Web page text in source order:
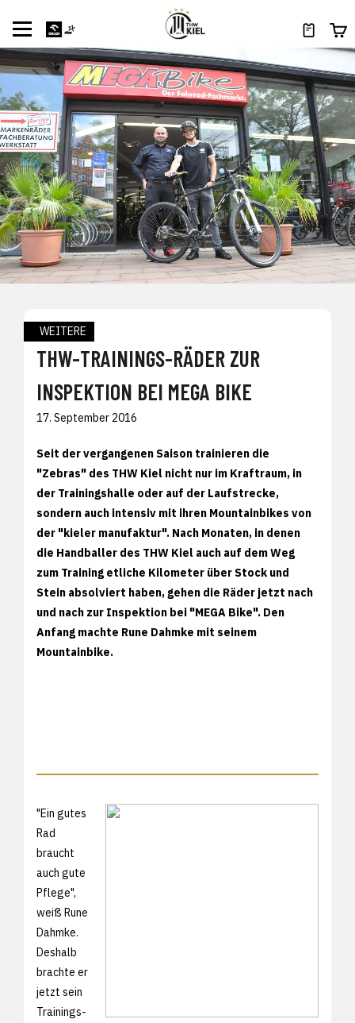
WEITERE
THW-TRAININGS-RÄDER ZUR
INSPEKTION BEI MEGA BIKE
17. September 2016
Seit der vergangenen Saison trainieren die
"Zebras" des THW Kiel nicht nur im Kraftraum, in
der Trainingshalle oder auf der Laufstrecke,
sondern auch intensiv mit ihren Mountainbikes von
der "kieler manufaktur". Nach Monaten, in denen
die Handballer des THW Kiel auch auf dem Weg
zum Training etliche Kilometer über Stock und
Stein absolviert haben, gehen die Räder jetzt nach
und nach zur Inspektion bei "MEGA Bike". Den
Anfang machte Rune Dahmke mit seinem
Mountainbike.
"Ein gutes
Rad
braucht
auch gute
Pflege",
weiß Rune
Dahmke.
Deshalb
brachte er
jetzt sein
Trainings-